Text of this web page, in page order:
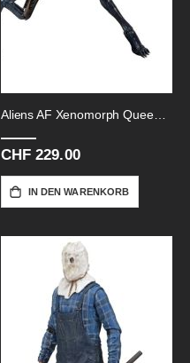
Aliens AF Xenomorph Queen-38cm
CHF 229.00
IN DEN WARENKORB